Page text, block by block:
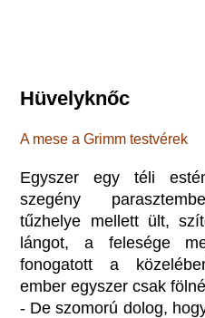
Hüvelyknőc
A mese a Grimm testvérek
Egyszer egy téli
szegény
tűzhelye mellett ült,
lángot, a felesége
fonogatott a
ember egyszer csak
- De szomorú dolog,